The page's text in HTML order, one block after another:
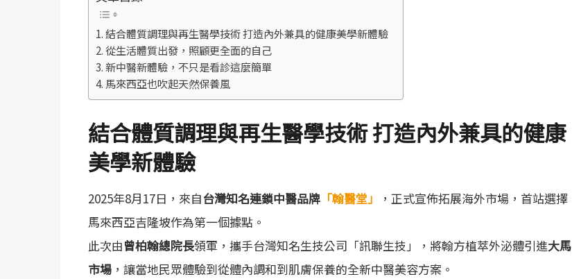
結合體質調理與再生醫學技術 打造內外兼具的健康美學新體驗
從生活體質出發，照顧更全面的自己
新中醫新體驗，不只是看診這麼簡單
馬來西亞也吹起天然保養風
結合體質調理與再生醫學技術 打造內外兼具的健康
美學新體驗
2025年8月17日，來自台灣知名連鎖中醫品牌 「翰醫堂」
，正式宣佈拓展海外市場，首站選擇
馬來西亞吉隆坡作為第一個據點。
此次由曾柏翰總院長領軍，攜手台灣知名生技公司「訊聯生技」，將翰方植萃外泌體引進大馬
市場 ，讓當地民眾體驗到從體內調和到肌膚保養的全新中醫美容方案。